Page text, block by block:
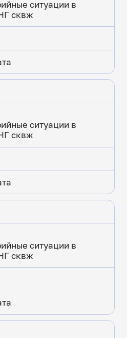
ситуации в
сквж
ситуации в
сквж
ситуации в
сквж